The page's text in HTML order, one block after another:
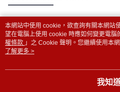
熱門標籤
本網站中使用 cookie，欲查詢有關本網站
望在電腦上使用 cookie 時應如何變更電腦
權條款 」之 Cookie 聲明。您繼續使用本
用條款之 Cookie 聲明使用 cookie。
了解更多 >
我知